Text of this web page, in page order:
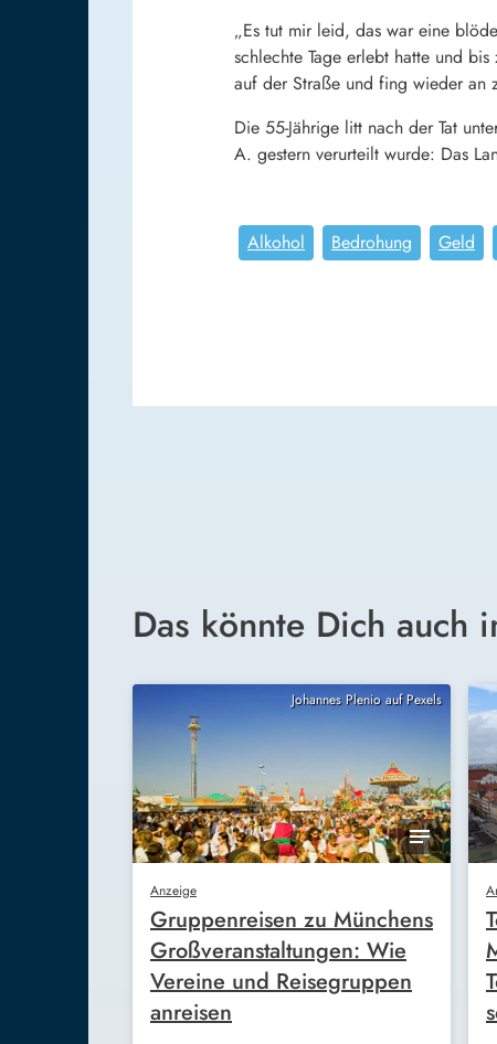
„Es tut mir leid, das war eine
schlechte Tage erlebt hatte und
auf der Straße und fing wieder an
Die 55-Jährige litt nach der Tat
A. gestern verurteilt wurde: Das
Alkohol Bedrohung Geld
Das könnte Dich auch
Johannes Plenio auf Pexels
Anzeige
Gruppenreisen zu Münchens
Großveranstaltungen: Wie
Vereine und Reisegruppen
anreisen